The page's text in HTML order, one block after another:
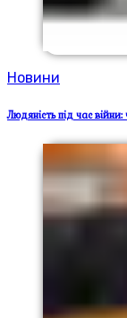
Новини
Людяність під час